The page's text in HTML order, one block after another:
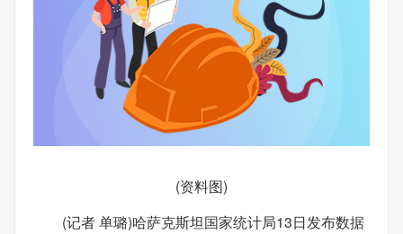
(资料图)
(记者 单璐)哈萨克斯坦国家统计局13日发布数据